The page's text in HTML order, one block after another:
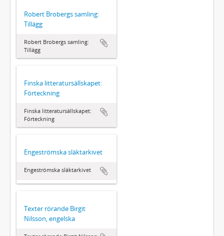
Robert Brobergs samling:
Tillägg
Robert Brobergs samling:
Tillägg
Finska litteratursällskapet:
Förteckning
Finska litteratursällskapet:
Förteckning
Engeströmska släktarkivet
Engeströmska släktarkivet
Texter rörande Birgit
Nilsson, engelska